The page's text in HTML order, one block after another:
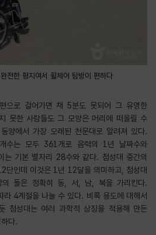
전한 평지여서 휠체어 탐방이 편하다
으로 걸어가면 채 5분도 못되어 그 유명한
못한 사람들도 그 모양은 머리에 떠올릴 수
양에서 가장 오래된 천문대로 알려져 있다.
수는 모두 361개로 음력의 1년 날짜수와
는 기본 별자리 28수와 같다. 첨성대 중간의
단인데 이것은 1년 12달을 의미하고, 첨성대
돌은 정확히 동, 서, 남, 북을 가리킨다.
라 4계절을 나눌 수 있다. 비록 용도에 대해서
첨성대는 여러 과학적 상징을 적용해 만든
다.